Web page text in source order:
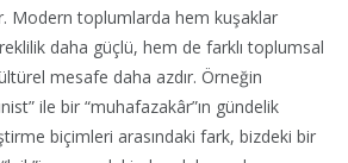
Modern toplumlarda hem kuşaklar
daha güçlü, hem de farklı toplumsal
mesafe daha azdır. Örneğin
ile bir “muhafazakâr”ın gündelik
biçimleri arasındaki fark, bizdeki bir